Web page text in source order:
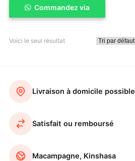
ACHETER
Commandez via
Voici le seul résultat
Livraison à domicile possible
Satisfait ou remboursé
Macampagne, Kinshasa